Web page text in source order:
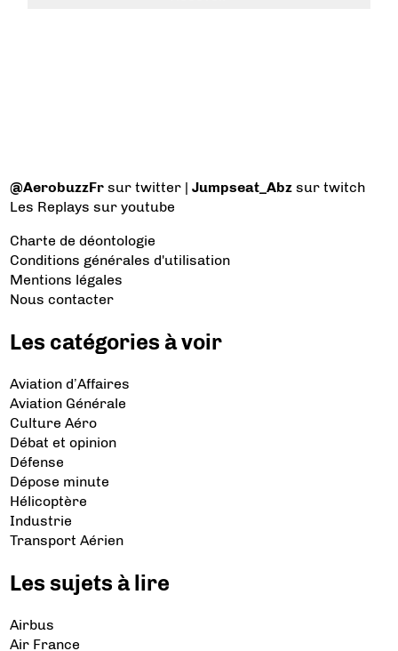
@AerobuzzFr sur twitter |Jumpseat_Abz sur twitch
Les Replays sur youtube
Charte de déontologie
Conditions générales d'utilisation
Mentions légales
Nous contacter
Les catégories à voir
Aviation d’Affaires
Aviation Générale
Culture Aéro
Débat et opinion
Défense
Dépose minute
Hélicoptère
Industrie
Transport Aérien
Les sujets à lire
Airbus
Air France